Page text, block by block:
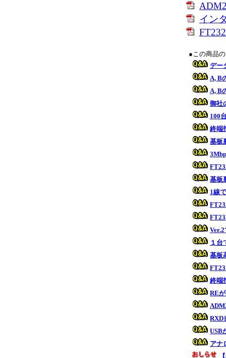
イン
●この商品
デー
A, B
A, B
御社
100
終端
基板
基板
1線
１台
基板
終端
RE
RXD
USB
アナ